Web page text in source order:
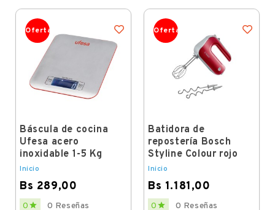
Oferta
Báscula de cocina
Ufesa acero
inoxidable 1-5 Kg
Inicio
Bs 289,00
Price
0  0 Reseñas
Oferta
Batidora de
repostería Bosch
Styline Colour rojo
Inicio
Bs 1.181,00
Price
0  0 Reseñas